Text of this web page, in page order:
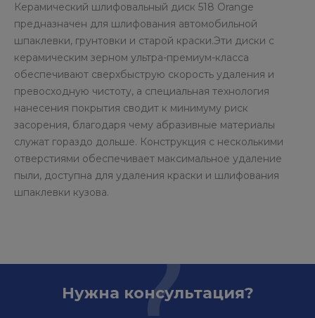
Керамический шлифовальный диск 518 Orange
предназначен для шлифования автомобильной
шпаклевки, грунтовки и старой краски.Эти диски с
керамическим зерном ультра-премиум-класса
обеспечивают сверхбыструю скорость удаления и
превосходную чистоту, а специальная технология
нанесения покрытия сводит к минимуму риск
засорения, благодаря чему абразивные материалы
служат гораздо дольше. Конструкция с несколькими
отверстиями обеспечивает максимальное удаление
пыли, доступна для удаления краски и шлифования
шпаклевки кузова.
Нужна консультация?